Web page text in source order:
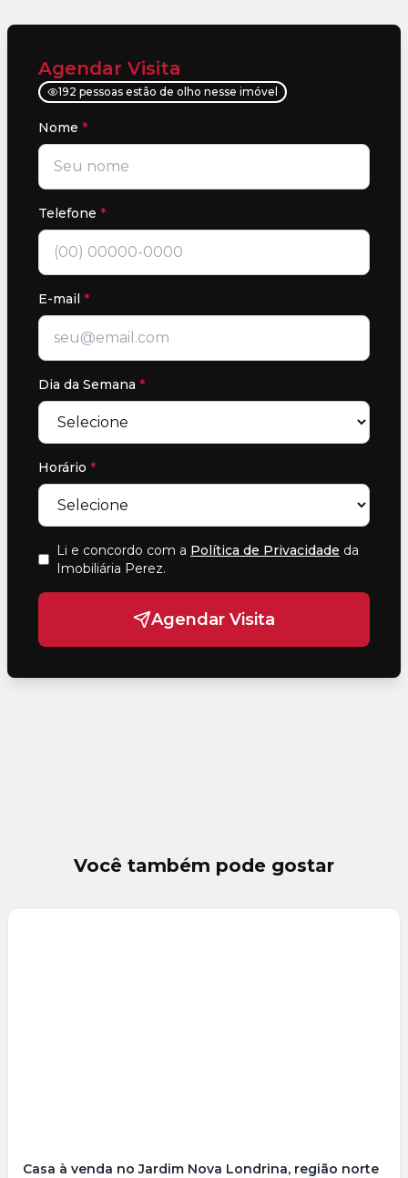
Agendar Visita
192 pessoas estão de olho nesse imóvel
Nome *
Telefone *
E-mail *
Dia da Semana *
Horário *
Li e concordo com a Política de Privacidade da
Imobiliária Perez.
Agendar Visita
Você também pode gostar
Casa à venda no Jardim Nova Londrina, região norte